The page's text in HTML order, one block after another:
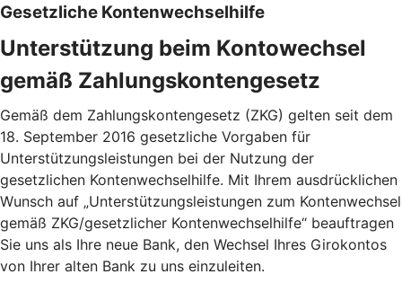
Gesetzliche Kontenwechselhilfe
Unterstützung beim Kontowechsel
gemäß Zahlungskontengesetz
Gemäß dem Zahlungskontengesetz (ZKG) gelten seit dem
18. September 2016 gesetzliche Vorgaben für
Unterstützungsleistungen bei der Nutzung der
gesetzlichen Kontenwechselhilfe. Mit Ihrem ausdrücklichen
Wunsch auf „Unterstützungsleistungen zum Kontenwechsel
gemäß ZKG/gesetzlicher Kontenwechselhilfe“ beauftragen
Sie uns als Ihre neue Bank, den Wechsel Ihres Girokontos
von Ihrer alten Bank zu uns einzuleiten.